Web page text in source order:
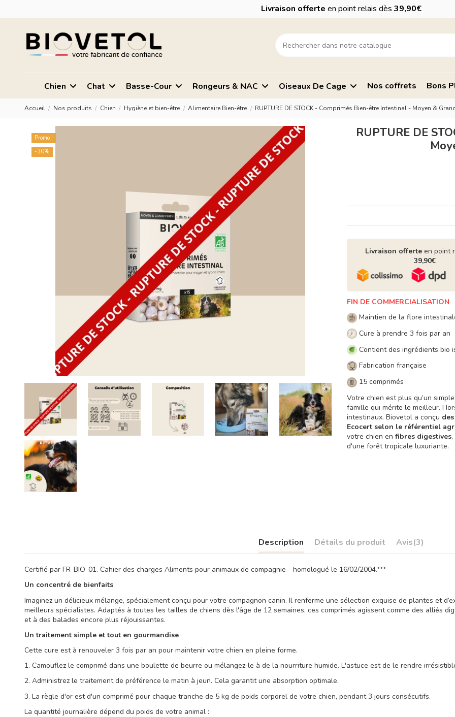
Livraison offerte en point relais dès 39,90€
Chien Chat Basse-Cour Rongeurs & NAC Oiseaux De Cage Nos coffrets Bons
Accueil Nos produits Chien Hygiène et bien-être Alimentaire Bien-être RUPTURE DE STOCK - Comprimés Bien-être Intestinal - Moyen &
Promo !
-30%
RUPTURE DE
Livraison offerteen point
39,90€
FIN DE COMMERCIALISATION
Maintien de la flore
Cure à prendre 3 fois par an
Contient des ingrédients bio
Fabrication française
15 comprimés
Votre chien est plus qu’un
famille qui mérite le meilleur.
intestinaux. Biovetol a conçu
Ecocert selon le référentiel
votre chien en fibres digestives,
d'une forêt tropicale luxuriante.
Description Détails du produit Avis(3)
Certifié par FR-BIO-01. Cahier des charges Aliments pour animaux de compagnie - homologué le 16/02/2004.***
Un concentré de bienfaits
Imaginez un délicieux mélange, spécialement conçu pour votre compagnon canin. Il renferme une sélection exquise de plantes et
meilleurs spécialistes. Adaptés à toutes les tailles de chiens dès l'âge de 12 semaines, ces comprimés agissent comme des alliés
et à des balades encore plus réjouissantes.
Un traitement simple et tout en gourmandise
Cette cure est à renouveler 3 fois par an pour maintenir votre chien en pleine forme.
1. Camouflez le comprimé dans une boulette de beurre ou mélangez-le à de la nourriture humide. L'astuce est de le rendre
2. Administrez le traitement de préférence le matin à jeun. Cela garantit une absorption optimale.
3. La règle d'or est d'un comprimé pour chaque tranche de 5 kg de poids corporel de votre chien, pendant 3 jours consécutifs.
La quantité journalière dépend du poids de votre animal :